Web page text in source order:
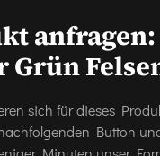
anfragen:
Grün
sich für dieses
Button